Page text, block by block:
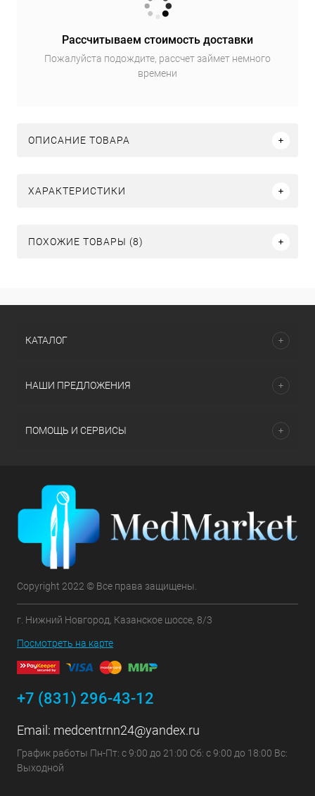
Рассчитываем стоимость доставки
Пожалуйста подождите, рассчет займет немного
времени
ОПИСАНИЕ ТОВАРА
ХАРАКТЕРИСТИКИ
ПОХОЖИЕ ТОВАРЫ (8)
КАТАЛОГ
НАШИ ПРЕДЛОЖЕНИЯ
ПОМОЩЬ И СЕРВИСЫ
Copyright 2022 © Все права защищены.
г. Нижний Новгород, Казанское шоссе, 8/3
Посмотреть на карте
+7 (831) 296-43-12
Email: medcentrnn24@yandex.ru
График работы Пн-Пт: с 9:00 до 21:00 Сб: с 9:00 до 18:00 Вс:
Выходной